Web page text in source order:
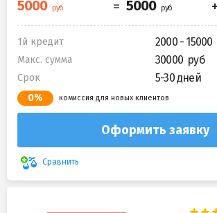
1й кредит 2000 - 15000
Макс. сумма 30000
Срок 5-30 дней
0% комиссия для новых клиентов
Оформить заявку
Сравнить